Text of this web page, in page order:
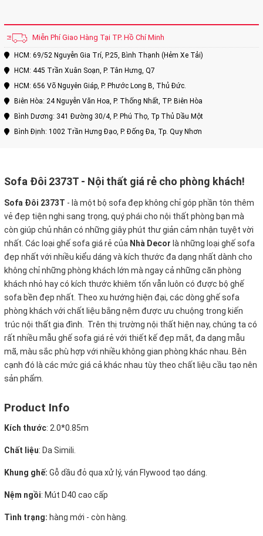
Miễn Phí Giao Hàng Tại TP. Hồ Chí Minh
HCM: 69/52 Nguyễn Gia Trí, P.25, Bình Thạnh (Hẻm Xe Tải)
HCM: 445 Trần Xuân Soạn, P. Tân Hưng, Q7
HCM: 656 Võ Nguyên Giáp, P. Phước Long B, Thủ Đức.
Biên Hòa: 24 Nguyễn Văn Hoa, P. Thống Nhất, TP. Biên Hòa
Bình Dương: 341 Đường 30/4, P. Phú Thọ, Tp Thủ Dầu Một
Bình Định: 1002 Trần Hưng Đạo, P. Đống Đa, Tp. Quy Nhơn
Sofa Đôi 2373T - Nội thất giá rẻ cho phòng khách!
Sofa Đôi 2373T - là một bộ sofa đẹp không chỉ góp phần tôn thêm
vẻ đẹp tiện nghi sang trọng, quý phái cho nội thất phòng bạn mà
còn giúp chủ nhân có những giây phút thư giản cảm nhận tuyệt vời
nhất. Các loại ghế sofa giá rẻ của Nhà Decor là những loại ghế sofa
đẹp nhất với nhiều kiểu dáng và kích thước đa dạng nhất dành cho
không chỉ những phòng khách lớn mà ngay cả những căn phòng
khách nhỏ hay có kích thước khiêm tốn vẫn luôn có được bộ ghế
sofa bền đẹp nhất. Theo xu hướng hiện đại, các dòng ghế sofa
phòng khách với chất liệu bằng nệm được ưu chuộng trong kiến
trúc nội thất gia đình. Trên thị trường nội thất hiện nay, chúng ta có
rất nhiều mẫu ghế sofa giá rẻ với thiết kế đẹp mắt, đa dạng mẫu
mã, màu sắc phù hợp với nhiều không gian phòng khác nhau. Bên
cạnh đó là các mức giá cả khác nhau tùy theo chất liệu cầu tạo nên
sản phẩm.
Product Info
Kích thước: 2.0*0.85m
Chất liệu: Da Simili.
Khung ghế: Gỗ dầu đỏ qua xử lý, ván Flywood tạo dáng.
Nệm ngồi: Mút D40 cao cấp
Tình trạng: hàng mới - còn hàng.